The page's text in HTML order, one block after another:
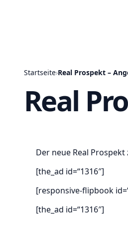
Startseite
Lieblingsprospekte
Startseite›Real Prospekt –
Real
Der neue Real
[the_ad id=“1316″]
[responsive-flipbook
[the_ad id=“1316″]